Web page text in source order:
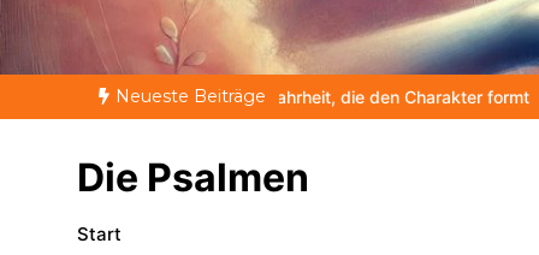
Neueste Beiträge
die den Charakter formt NOCH WACH? | 06.08.2026 |
Die Psalmen
Start